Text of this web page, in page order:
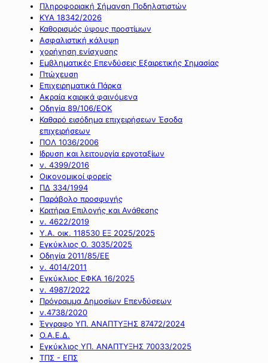
Πληροφοριακή Σήμανση Ποδηλατιστών
ΚΥΑ 18342/2026
Καθορισμός ύψους προστίμων
Ασφαλιστική κάλυψη
χορήγηση ενίσχυσης
Εμβληματικές Επενδύσεις Εξαιρετικής Σημασίας
Πτώχευση
Επιχειρηματικά Πάρκα
Ακραία καιρικά φαινόμενα
Οδηγία 89/106/ΕΟΚ
Καθαρό εισόδημα επιχειρήσεων Έσοδα
επιχειρήσεων
ΠΟΛ 1036/2006
Ιδρυση και λειτουργία εργοταξίων
ν. 4399/2016
Οικονομικοί φορείς
ΠΔ 334/1994
Παράβολο προσφυγής
Κριτήρια Επιλογής και Ανάθεσης
ν. 4622/2019
Υ.Α. οικ. 118530 ΕΞ 2025/2025
Εγκύκλιος Ο. 3035/2025
Οδηγία 2011/85/ΕΕ
ν. 4014/2011
Εγκύκλιος ΕΦΚΑ 16/2025
ν. 4987/2022
Πρόγραμμα Δημοσίων Επενδύσεων
ν.4738/2020
Έγγραφο ΥΠ. ΑΝΑΠΤΥΞΗΣ 87472/2024
Ο.Α.Ε.Δ.
Εγκύκλιος ΥΠ. ΑΝΑΠΤΥΞΗΣ 70033/2025
ΤΠΣ - ΕΠΣ